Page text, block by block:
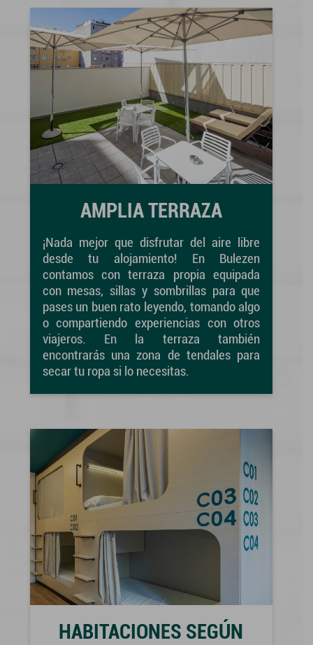
AMPLIA TERRAZA
¡Nada mejor que disfrutar del aire libre
desde tu alojamiento! En Bulezen
contamos con terraza propia equipada
con mesas, sillas y sombrillas para que
pases un buen rato leyendo, tomando algo
o compartiendo experiencias con otros
viajeros. En la terraza también
encontrarás una zona de tendales para
secar tu ropa si lo necesitas.
HABITACIONES SEGÚN